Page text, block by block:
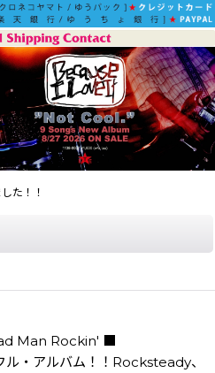
た！！
Man Rockin' ■
・アルバム！！Rocksteady、